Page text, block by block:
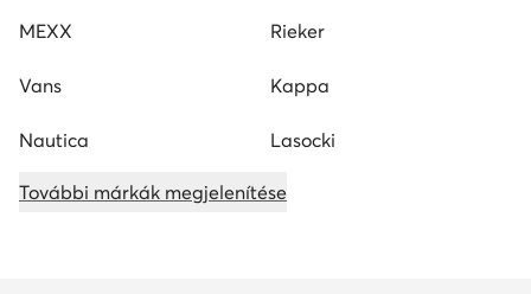
MEXX Rieker
Vans Kappa
Nautica Lasocki
További márkák megjelenítése